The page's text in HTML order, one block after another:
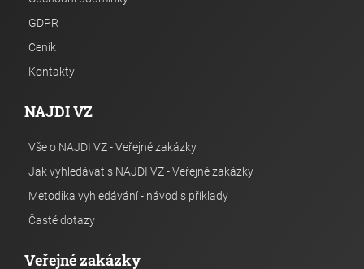
GDPR
Ceník
Kontakty
NAJDI VZ
Vše o NAJDI VZ - Veřejné zakázky
Jak vyhledávat s NAJDI VZ - Veřejné zakázky
Metodika vyhledávání - návod s příklady
Časté dotazy
Veřejné zakázky